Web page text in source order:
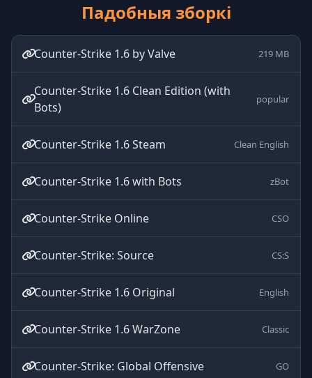
Падобныя зборкі
Counter-Strike 1.6 by Valve 219 MB
Counter-Strike 1.6 Clean Edition (with
Bots)
popular
Counter-Strike 1.6 Steam Clean English
Counter-Strike 1.6 with Bots zBot
Counter-Strike Online CSO
Counter-Strike: Source CS:S
Counter-Strike 1.6 Original English
Counter-Strike 1.6 WarZone Classic
Counter-Strike: Global Offensive GO